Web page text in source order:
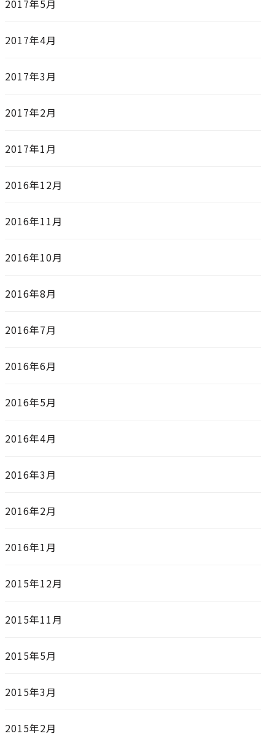
2017年5月
2017年4月
2017年3月
2017年2月
2017年1月
2016年12月
2016年11月
2016年10月
2016年8月
2016年7月
2016年6月
2016年5月
2016年4月
2016年3月
2016年2月
2016年1月
2015年12月
2015年11月
2015年5月
2015年3月
2015年2月